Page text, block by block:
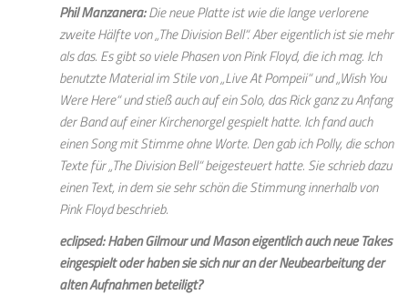
Phil Manzanera:Die neue Platte ist wie die lange verlorene
zweite Hälfte von „The Division Bell“. Aber eigentlich ist sie mehr
als das. Es gibt so viele Phasen von Pink Floyd, die ich mag. Ich
benutzte Material im Stile von „Live At Pompeii“ und „Wish You
Were Here“ und stieß auch auf ein Solo, das Rick ganz zu Anfang
der Band auf einer Kirchenorgel gespielt hatte. Ich fand auch
einen Song mit Stimme ohne Worte. Den gab ich Polly, die schon
Texte für „The Division Bell“ beigesteuert hatte. Sie schrieb dazu
einen Text, in dem sie sehr schön die Stimmung innerhalb von
Pink Floyd beschrieb.
eclipsed: Haben Gilmour und Mason eigentlich auch neue Takes
eingespielt oder haben sie sich nur an der Neubearbeitung der
alten Aufnahmen beteiligt?